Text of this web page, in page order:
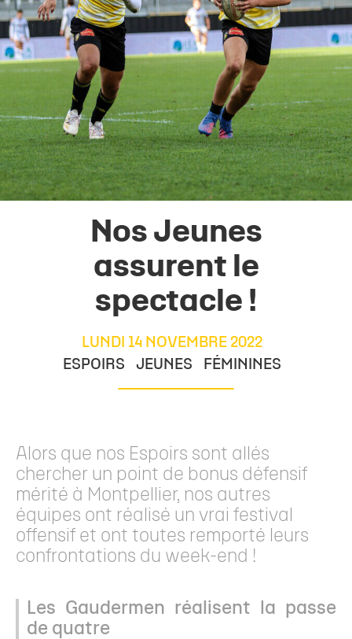
Nos Jeunes
assurent le
spectacle !
LUNDI 14 NOVEMBRE 2022
ESPOIRS
JEUNES FÉMININES
Alors que nos Espoirs sont allés
chercher un point de bonus défensif
mérité à Montpellier, nos autres
équipes ont réalisé un vrai festival
offensif et ont toutes remporté leurs
confrontations du week-end !
Les Gaudermen réalisent la passe
de quatre